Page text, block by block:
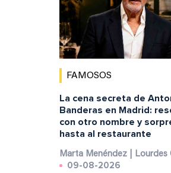
FAMOSOS
La cena secreta de
Banderas en Madrid:
con otro nombre y
hasta al restaurante
Marta Menéndez | Lourdes
09-08-2026